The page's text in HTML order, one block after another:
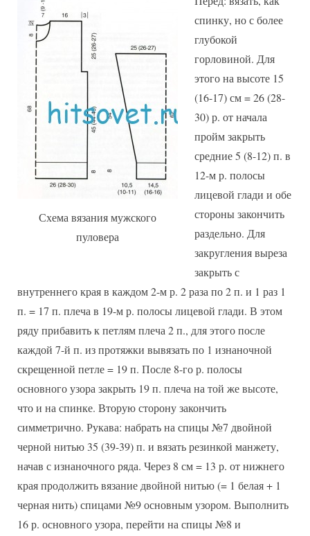
Схема вязания мужского
пуловера
спинку, но с более
глубокой
горловиной. Для
этого на высоте 15
(16-17) см = 26 (28-
30) р. от начала
пройм закрыть
средние 5 (8-12) п. в
12-м р. полосы
лицевой глади и обе
стороны закончить
раздельно. Для
закругления выреза
закрыть с
внутреннего края в каждом 2-м р. 2 раза по 2 п. и 1 раз 1
п. = 17 п. плеча в 19-м р. полосы лицевой глади. В этом
ряду прибавить к петлям плеча 2 п., для этого после
каждой 7-й п. из протяжки вывязать по 1 изнаночной
скрещенной петле = 19 п. После 8-го р. полосы
основного узора закрыть 19 п. плеча на той же высоте,
что и на спинке. Вторую сторону закончить
симметрично. Рукава: набрать на спицы №7 двойной
черной нитью 35 (39-39) п. и вязать резинкой манжету,
начав с изнаночного ряда. Через 8 см = 13 р. от нижнего
края продолжить вязание двойной нитью (= 1 белая + 1
черная нить) спицами №9 основным узором. Выполнить
16 р. основного узора, перейти на спицы №8 и